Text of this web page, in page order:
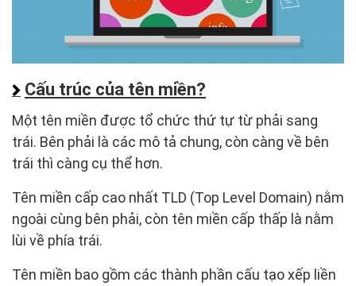
Cấu trúc của tên miền?
Một tên miền được tổ chức thứ tự từ phải sang
trái. Bên phải là các mô tả chung, còn càng về bên
trái thì càng cụ thể hơn.
Tên miền cấp cao nhất TLD (Top Level Domain) nằm
ngoài cùng bên phải, còn tên miền cấp thấp là nằm
lùi về phía trái.
Tên miền bao gồm các thành phần cấu tạo xếp liền